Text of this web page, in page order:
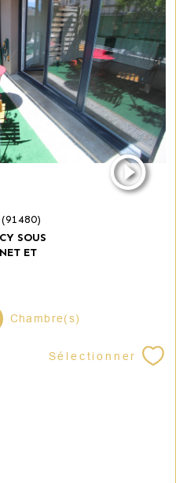
(91480)
SOUS
ET
Chambre(s)
Sélectionner